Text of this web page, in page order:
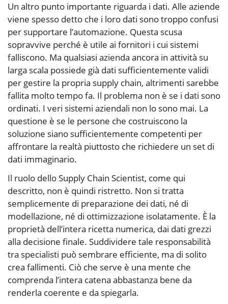
Un altro punto importante riguarda i dati. Alle aziende
viene spesso detto che i loro dati sono troppo confusi
per supportare l’automazione. Questa scusa
sopravvive perché è utile ai fornitori i cui sistemi
falliscono. Ma qualsiasi azienda ancora in attività su
larga scala possiede già dati sufficientemente validi
per gestire la propria supply chain, altrimenti sarebbe
fallita molto tempo fa. Il problema non è se i dati sono
ordinati. I veri sistemi aziendali non lo sono mai. La
questione è se le persone che costruiscono la
soluzione siano sufficientemente competenti per
affrontare la realtà piuttosto che richiedere un set di
dati immaginario.
Il ruolo dello Supply Chain Scientist, come qui
descritto, non è quindi ristretto. Non si tratta
semplicemente di preparazione dei dati, né di
modellazione, né di ottimizzazione isolatamente. È la
proprietà dell’intera ricetta numerica, dai dati grezzi
alla decisione finale. Suddividere tale responsabilità
tra specialisti può sembrare efficiente, ma di solito
crea fallimenti. Ciò che serve è una mente che
comprenda l’intera catena abbastanza bene da
renderla coerente e da spiegarla.